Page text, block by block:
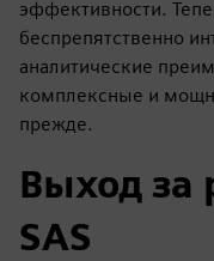
эффективности.
беспрепятственно
аналитические
комплексные и
прежде.
Выход за
SAS